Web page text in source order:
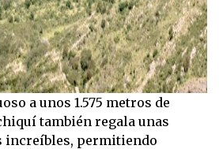
a unos 1.575 metros de
también regala unas
increíbles, permitiendo